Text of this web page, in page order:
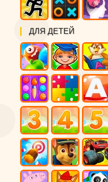
ДЛЯ ДЕТЕЙ